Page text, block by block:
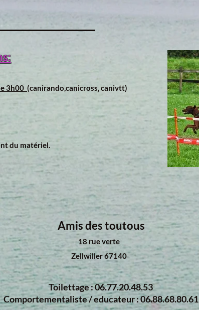
3h00 (canirando,canicross, canivtt)
du matériel.
Amis des toutous
18 rue verte
Zellwiller 67140
Toilettage : 06.77.20.48.53
Comportementaliste / educateur : 06.88.68.80.61